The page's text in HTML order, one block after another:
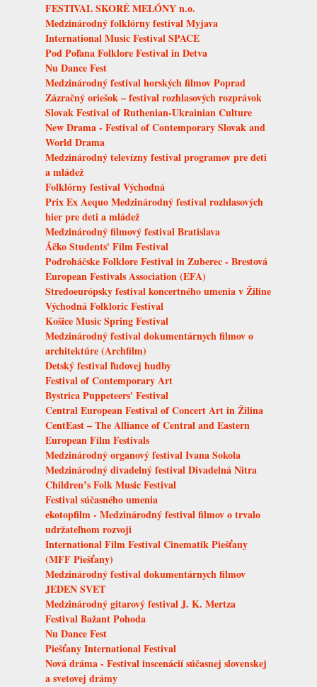
FESTIVAL SKORÉ MELÓNY n.o.
Medzinárodný folklórny festival Myjava
International Music Festival SPACE
Pod Poľana Folklore Festival in Detva
Nu Dance Fest
Medzinárodný festival horských filmov Poprad
Zázračný oriešok – festival rozhlasových rozprávok
Slovak Festival of Ruthenian-Ukrainian Culture
New Drama - Festival of Contemporary Slovak and
World Drama
Medzinárodný televízny festival programov pre deti
a mládež
Folklórny festival Východná
Prix Ex Aequo Medzinárodný festival rozhlasových
hier pre deti a mládež
Medzinárodný filmový festival Bratislava
Áčko Students' Film Festival
Podroháčske Folklore Festival in Zuberec - Brestová
European Festivals Association (EFA)
Stredoeurópsky festival koncertného umenia v Žiline
Východná Folkloric Festival
Košice Music Spring Festival
Medzinárodný festival dokumentárnych filmov o
architektúre (Archfilm)
Detský festival ľudovej hudby
Festival of Contemporary Art
Bystrica Puppeteers' Festival
Central European Festival of Concert Art in Žilina
CentEast – The Alliance of Central and Eastern
European Film Festivals
Medzinárodný organový festival Ivana Sokola
Medzinárodný divadelný festival Divadelná Nitra
Children’s Folk Music Festival
Festival súčasného umenia
ekotopfilm - Medzinárodný festival filmov o trvalo
udržateľnom rozvoji
International Film Festival Cinematik Piešťany
(MFF Piešťany)
Medzinárodný festival dokumentárnych filmov
JEDEN SVET
Medzinárodný gitarový festival J. K. Mertza
Festival Bažant Pohoda
Nu Dance Fest
Piešťany International Festival
Nová dráma - Festival inscenácií súčasnej slovenskej
a svetovej drámy